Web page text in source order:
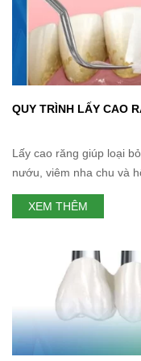
QUY TRÌNH LẤY CAO
Lấy cao răng giúp loại
nướu, viêm nha chu và
trình lấy cao răng nào
quy trình lấy cao răng
XEM THÊM